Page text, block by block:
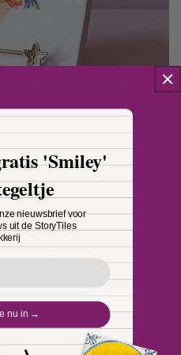
waar je écht mee
kerstcadeau dat nét
is, niet in een la
'Smiley'
nieuwsbrief voor
uit de StoryTiles
nu in →